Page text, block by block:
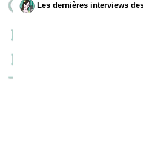
Les dernières interviews